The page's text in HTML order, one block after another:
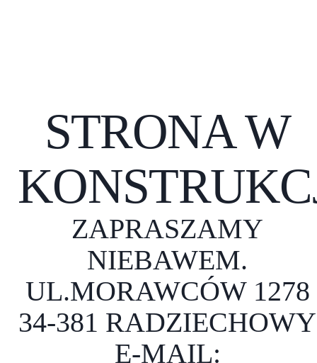
STRONA W
ZAPRASZAMY
NIEBAWEM.
UL.MORAWCÓW 1278
34-381 RADZIECHOWY
E-MAIL: